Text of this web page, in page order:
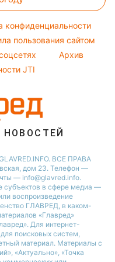
конфиденциальности
пользования сайтом
Архив
JTI
ВСЕ ПРАВА
дом 23. Телефон —
— info@glavred.info.
cубъектов в сфере медиа —
воспроизведение
ГЛАВРЕД, в каком-
«Главред»
Для интернет-
поисковых систем,
материал. Материалы с
«Актуально», «Точка